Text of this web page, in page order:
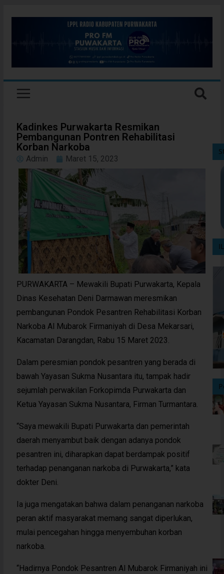
Kadinkes Purwakarta Resmikan
Pembangunan Pontren Rehabilitasi
Korban Narkoba
Admin Maret 15, 2023
PURWAKARTA – Mewakili Bupati Purwakarta, Kepala
Dinas Kesehatan Deni Darmawan meresmikan
pembangunan Pondok Pesantren Rehabilitasi Korban
Narkoba Al Mubarok Firmaniyah di Desa Mekarsari,
Kacamatan Darangdan, Rabu 15 Maret 2023.
Dalam peresmian pondok pesantren yang berada di
bawah Yayasan Sukma Nusantara itu, tampak hadir
sejumlah perwakilan Forkopimda Purwakarta dan
Ketua Yayasan Sukma Nusantara, Firman Turmantara.
“Saya mewakili Bupati Purwakarta dan pemerintah
daerah menyambut baik dengan adanya pondok
pesantren ini, diharapkan dapat berdampak positif
terhadap penanganan narkoba di Purwakarta,” kata
dokter Deni.
Ia juga mengatakan bahwa dalam penanganan narkoba
peran aktif masyarakat memang sangat diperlukan,
mulai pencegahan hingga menyembuhan korban
narkoba.
“Hadirnya Pondok Pesantren Al Mubarok Firmaniyah ini